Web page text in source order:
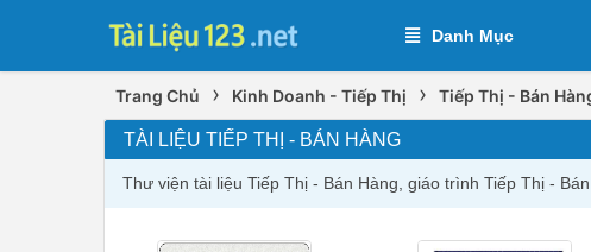
Danh Mục
Trang Chủ › Kinh Doanh - Tiếp Thị › Tiếp Thị - Bán
TÀI LIỆU TIẾP THỊ - BÁN HÀNG
Thư viện tài liệu Tiếp Thị - Bán Hàng, giáo trình Tiếp Thị -